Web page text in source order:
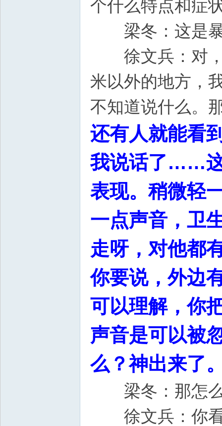
个什么特点和症
梁冬：这是暴
徐文兵：对，
米以外的地方，
不知道说什么。
还有人就能看
我说话了……这
表现。稍微轻
一点声音，卫
走呀，对他都
你要说，外边
可以理解，你
声音是可以被
么？神出来了
梁冬：那怎么
徐文兵：你看